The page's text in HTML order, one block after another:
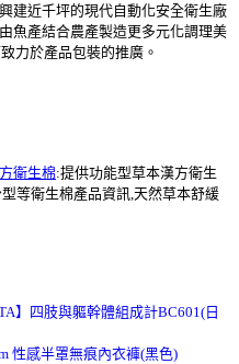
建近千坪的現代自動化安全衛生廠
魚產結合農產製造更多元化調理美
力於產品包裝的推廣。
衛生棉:提供功能型草本漢方衛生
等衛生棉產品資訊,天然草本舒緩
】四肢與軀幹體組成計BC601(日
性感半罩無痕內衣褲(黑色)